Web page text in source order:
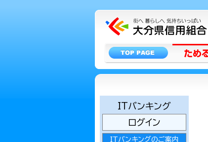
ITバンキング
ログイン
ITバンキングのご案内